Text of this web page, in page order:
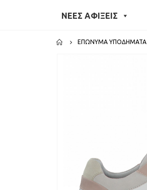
ΝΕΕΣ ΑΦΙΞΕΙΣ
ΕΠΏΝΥΜΑ ΥΠΟΔΉΜΑΤΑ